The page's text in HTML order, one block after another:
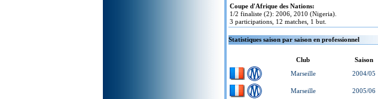
Coupe d'Afrique des Nations:
1/2 finaliste (2): 2006, 2010 (Nigeria).
3 participations, 12 matches, 1 but.
Statistiques saison par saison en professionnel
Club
Saison
Marseille
2004/05
Marseille 2005/06